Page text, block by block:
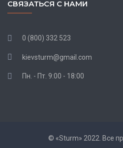
СВЯЗАТЬСЯ С НАМИ
0 (800) 332 523
kievsturm@gmail.com
Пн. - Пт. 9:00 - 18:00
© «Sturm» 2022. Все